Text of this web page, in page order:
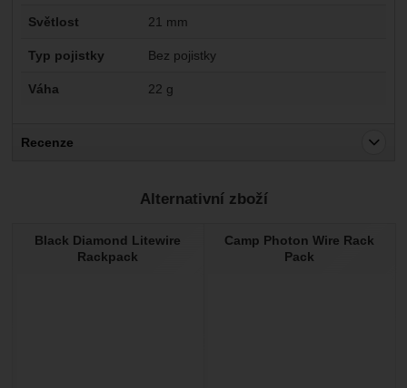
Světlost 21 mm
Typ pojistky Bez pojistky
Váha 22 g
Recenze
Nebyla přidána žádná recenze.
Alternativní zboží
Black Diamond Litewire
Rackpack
Camp Photon Wire Rack
Pack